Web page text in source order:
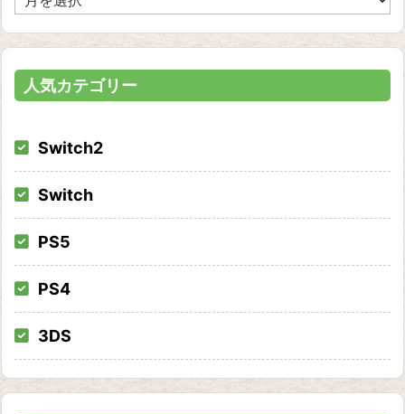
ー
カ
イ
ブ
人気カテゴリー
Switch2
Switch
PS5
PS4
3DS